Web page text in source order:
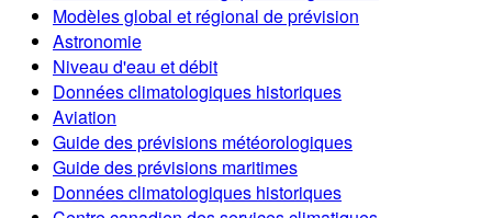
Modèles global et régional de prévision
Astronomie
Niveau d'eau et débit
Données climatologiques historiques
Aviation
Guide des prévisions météorologiques
Guide des prévisions maritimes
Données climatologiques historiques